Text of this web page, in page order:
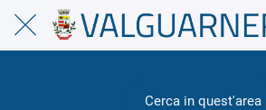
Cerca in quest'area